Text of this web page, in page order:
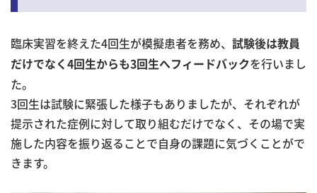
臨床実習を終えた4回生が模擬患者を務め、
試験後は教員
だけでなく4回生からも3回生へフィードバックを行いまし
た。
3回生は試験に緊張した様子もありましたが、それぞれが
提示された症例に対して取り組むだけでなく、その場で実
施した内容を振り返ることで自身の課題に気づくことがで
きます。